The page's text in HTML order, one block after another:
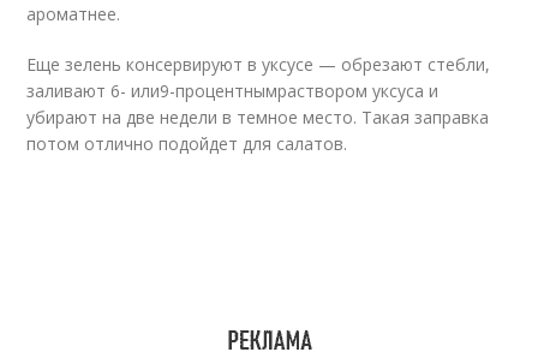
ароматнее.
Еще зелень консервируют в уксусе — обрезают стебли,
заливают 6- или9-процентнымраствором уксуса и
убирают на две недели в темное место. Такая заправка
потом отлично подойдет для салатов.